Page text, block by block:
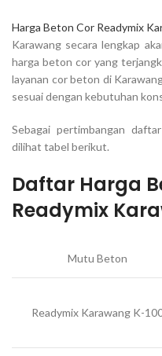
Harga Beton Cor Readymix
Karawang secara lengkap
harga beton cor yang
layanan cor beton di
sesuai dengan kebutuhan
Sebagai pertimbangan
dilihat tabel berikut.
Daftar Harga
Readymix
Mutu Beton
Readymix Karawang K-